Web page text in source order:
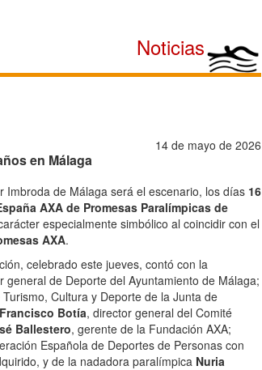
Noticias
14 de mayo de 2026
en Málaga
Imbroda de Málaga será el escenario, los días 16
AXA de Promesas Paralímpicas de
especialmente simbólico al coincidir con el
AXA.
celebrado este jueves, contó con la
general de Deporte del Ayuntamiento de Málaga;
Cultura y Deporte de la Junta de
Francisco Botía, director general del Comité
Ballestero, gerente de la Fundación AXA;
Española de Deportes de Personas con
y de la nadadora paralímpica Nuria